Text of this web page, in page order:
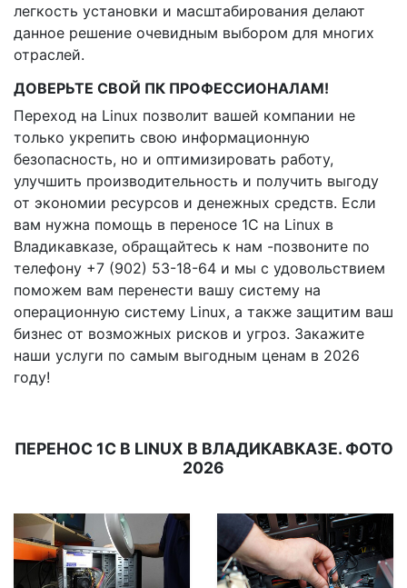
легкость установки и масштабирования делают
данное решение очевидным выбором для многих
отраслей.
ДОВЕРЬТЕ СВОЙ ПК ПРОФЕССИОНАЛАМ!
Переход на Linux позволит вашей компании не
только укрепить свою информационную
безопасность, но и оптимизировать работу,
улучшить производительность и получить выгоду
от экономии ресурсов и денежных средств. Если
вам нужна помощь в переносе 1С на Linux в
Владикавказе, обращайтесь к нам -позвоните по
телефону +7 (902) 53-18-64 и мы с удовольствием
поможем вам перенести вашу систему на
операционную систему Linux, а также защитим ваш
бизнес от возможных рисков и угроз. Закажите
наши услуги по самым выгодным ценам в 2026
году!
ПЕРЕНОС 1С В LINUX В ВЛАДИКАВКАЗЕ. ФОТО
2026